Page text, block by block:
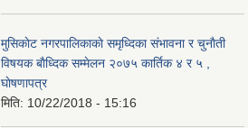
मुसिकाेट नगरपालिकाकाे समृध्दिका संभावना र चुनाैती
विषयक बाैध्दिक सम्मेलन २०७५ कार्तिक ४ र ५ ,
घाेषणापत्र
मिति: 10/22/2018 - 15:16